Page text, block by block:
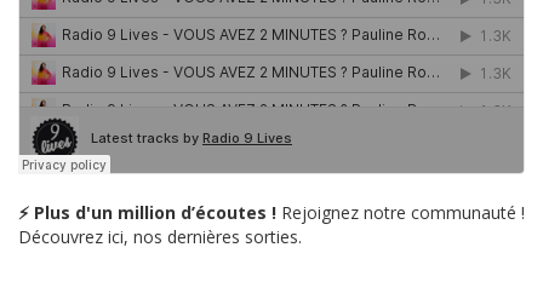
⚡ Plus d'un million d’écoutes ! Rejoignez notre communauté !
Découvrez ici, nos dernières sorties.